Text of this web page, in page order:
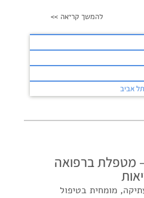
להמשך קריאה >>
מטפלת ברפואה
מומחית בטיפול